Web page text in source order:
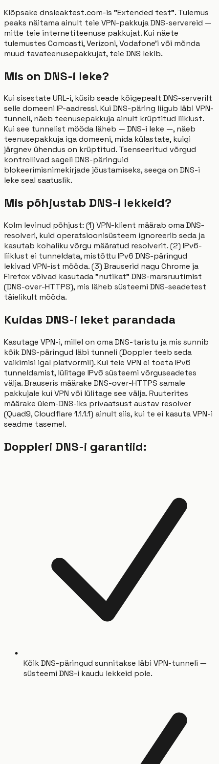
Klõpsake dnsleaktest.com-is "Extended test". Tulemus
peaks näitama ainult teie VPN-pakkuja DNS-servereid —
mitte teie internetiteenuse pakkujat. Kui näete
tulemustes Comcasti, Verizoni, Vodafone'i või mõnda
muud tavateenusepakkujat, teie DNS lekib.
Mis on DNS-i leke?
Kui sisestate URL-i, küsib seade kõigepealt DNS-serverilt
selle domeeni IP-aadressi. Kui DNS-päring liigub läbi VPN-
tunneli, näeb teenusepakkuja ainult krüptitud liiklust.
Kui see tunnelist mööda läheb — DNS-i leke —, näeb
teenusepakkuja iga domeeni, mida külastate, kuigi
järgnev ühendus on krüptitud. Tsenseeritud võrgud
kontrollivad sageli DNS-päringuid
blokeerimisnimekirjade jõustamiseks, seega on DNS-i
leke seal saatuslik.
Mis põhjustab DNS-i lekkeid?
Kolm levinud põhjust: (1) VPN-klient määrab oma DNS-
resolveri, kuid operatsioonisüsteem ignoreerib seda ja
kasutab kohaliku võrgu määratud resolverit. (2) IPv6-
liiklust ei tunneldata, mistõttu IPv6 DNS-päringud
lekivad VPN-ist mööda. (3) Brauserid nagu Chrome ja
Firefox võivad kasutada "nutikat" DNS-marsruutimist
(DNS-over-HTTPS), mis läheb süsteemi DNS-seadetest
täielikult mööda.
Kuidas DNS-i leket parandada
Kasutage VPN-i, millel on oma DNS-taristu ja mis sunnib
kõik DNS-päringud läbi tunneli (Doppler teeb seda
vaikimisi igal platvormil). Kui teie VPN ei toeta IPv6
tunneldamist, lülitage IPv6 süsteemi võrguseadetes
välja. Brauseris määrake DNS-over-HTTPS samale
pakkujale kui VPN või lülitage see välja. Ruuterites
määrake ülem-DNS-iks privaatsust austav resolver
(Quad9, Cloudflare 1.1.1.1) ainult siis, kui te ei kasuta VPN-i
seadme tasemel.
Doppleri DNS-i garantiid:
Kõik DNS-päringud sunnitakse läbi VPN-tunneli —
süsteemi DNS-i kaudu lekkeid pole.